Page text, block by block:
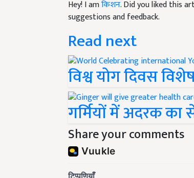
Hey! I amकिशन. Did you liked this
suggestions and feedback.
Read next
विश्व योग दिवस
गर्मियों में अदरक
Share your comments